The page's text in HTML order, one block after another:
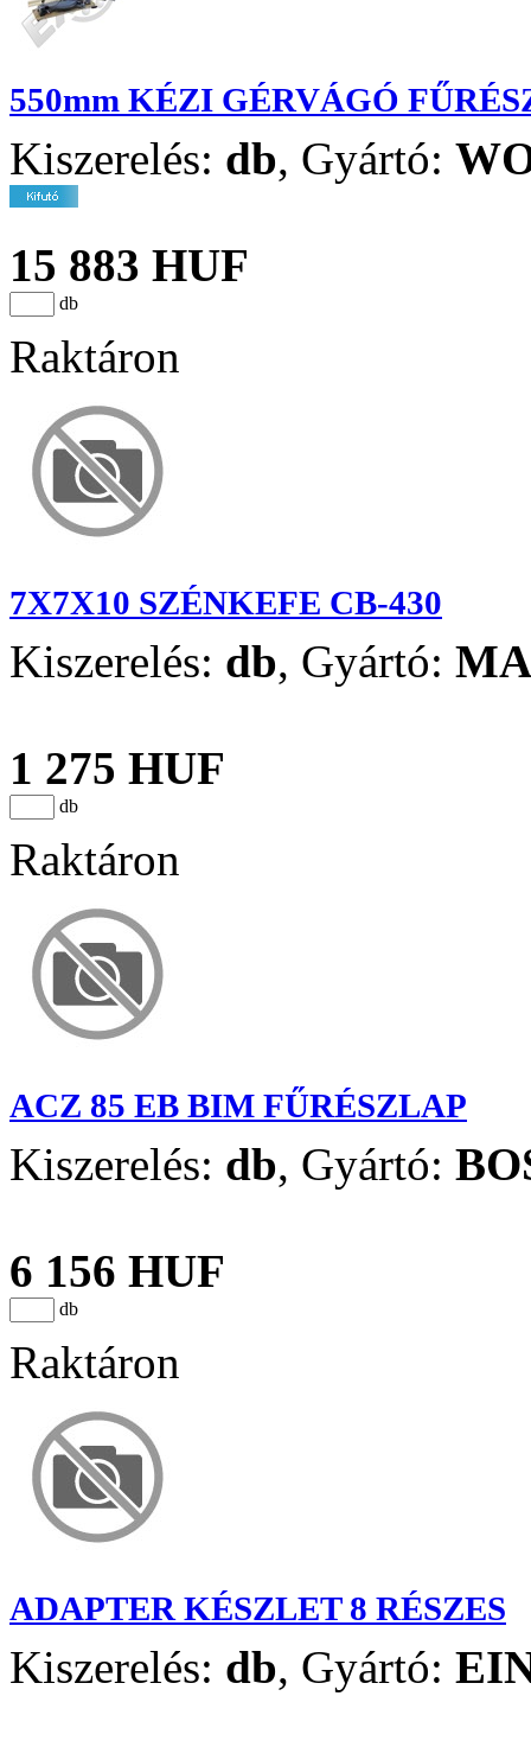
550mm KÉZI GÉRVÁGÓ
Kiszerelés: db, Gyártó:
15 883 HUF
db
Raktáron
7X7X10 SZÉNKEFE CB-430
Kiszerelés: db, Gyártó:
1 275 HUF
db
Raktáron
ACZ 85 EB BIM FŰRÉSZLAP
Kiszerelés: db, Gyártó:
6 156 HUF
db
Raktáron
ADAPTER KÉSZLET 8 RÉSZES
Kiszerelés: db, Gyártó: